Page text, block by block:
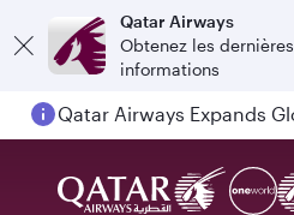
Qatar Airways
Obtenez les dernières
informations